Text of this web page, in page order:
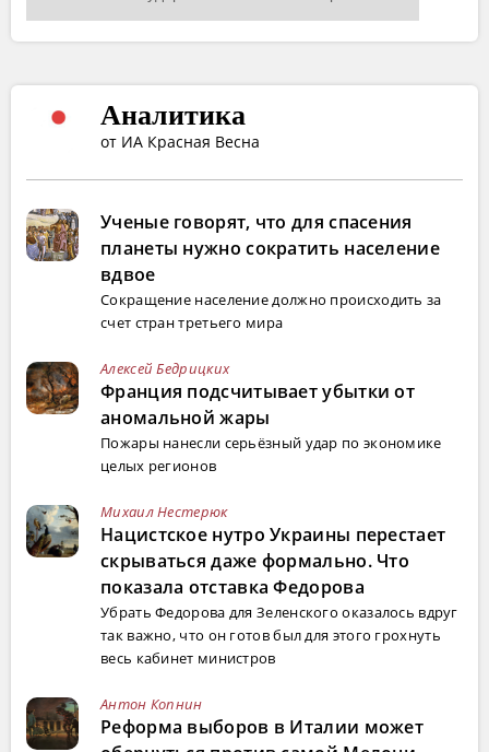
Аналитика
от ИА Красная Весна
Ученые говорят, что для спасения
планеты нужно сократить население
вдвое
Сокращение население должно происходить за
счет стран третьего мира
Алексей Бедрицких
Франция подсчитывает убытки от
аномальной жары
Пожары нанесли серьёзный удар по экономике
целых регионов
Михаил Нестерюк
Нацистское нутро Украины перестает
скрываться даже формально. Что
показала отставка Федорова
Убрать Федорова для Зеленского оказалось вдруг
так важно, что он готов был для этого грохнуть
весь кабинет министров
Антон Копнин
Реформа выборов в Италии может